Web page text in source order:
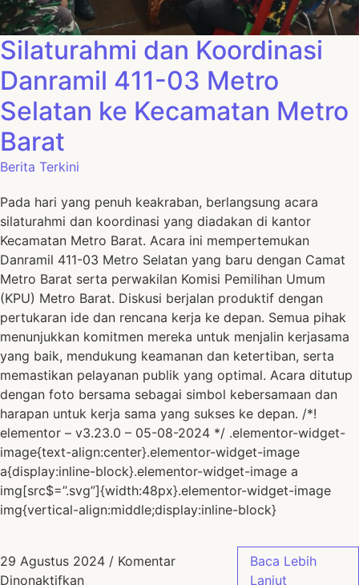
Silaturahmi dan Koordinasi
Danramil 411-03 Metro
Selatan ke Kecamatan Metro
Barat
Berita Terkini
Pada hari yang penuh keakraban, berlangsung acara
silaturahmi dan koordinasi yang diadakan di kantor
Kecamatan Metro Barat. Acara ini mempertemukan
Danramil 411-03 Metro Selatan yang baru dengan Camat
Metro Barat serta perwakilan Komisi Pemilihan Umum
(KPU) Metro Barat. Diskusi berjalan produktif dengan
pertukaran ide dan rencana kerja ke depan. Semua pihak
menunjukkan komitmen mereka untuk menjalin kerjasama
yang baik, mendukung keamanan dan ketertiban, serta
memastikan pelayanan publik yang optimal. Acara ditutup
dengan foto bersama sebagai simbol kebersamaan dan
harapan untuk kerja sama yang sukses ke depan. /*!
elementor – v3.23.0 – 05-08-2024 */ .elementor-widget-
image{text-align:center}.elementor-widget-image
a{display:inline-block}.elementor-widget-image a
img[src$=”.svg”]{width:48px}.elementor-widget-image
img{vertical-align:middle;display:inline-block}
29 Agustus 2024 / Komentar
Dinonaktifkan
Baca Lebih
Lanjut